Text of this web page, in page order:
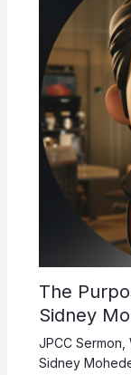
The
Sidney
JPCC Sermon
Sidney